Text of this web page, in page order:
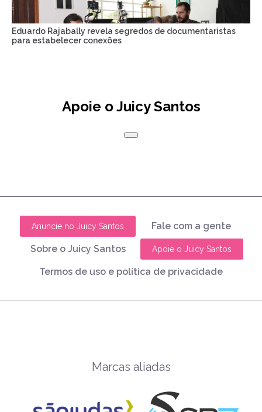
Eduardo Rajabally revela segredos de documentaristas
para estabelecer conexões
Apoie o Juicy Santos
Anuncie no Juicy Santos Fale com a gente
Sobre o Juicy Santos Apoie o Juicy Santos
Termos de uso e política de privacidade
Marcas aliadas